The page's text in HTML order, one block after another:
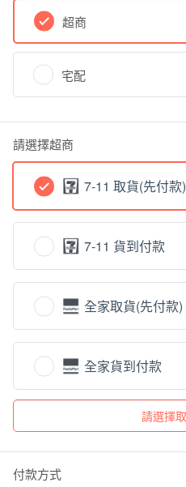
超商
宅配
請選擇超商
7-11 取貨(先付款)
7-11 貨到付款
全家取貨(先付款)
全家貨到付款
付款方式